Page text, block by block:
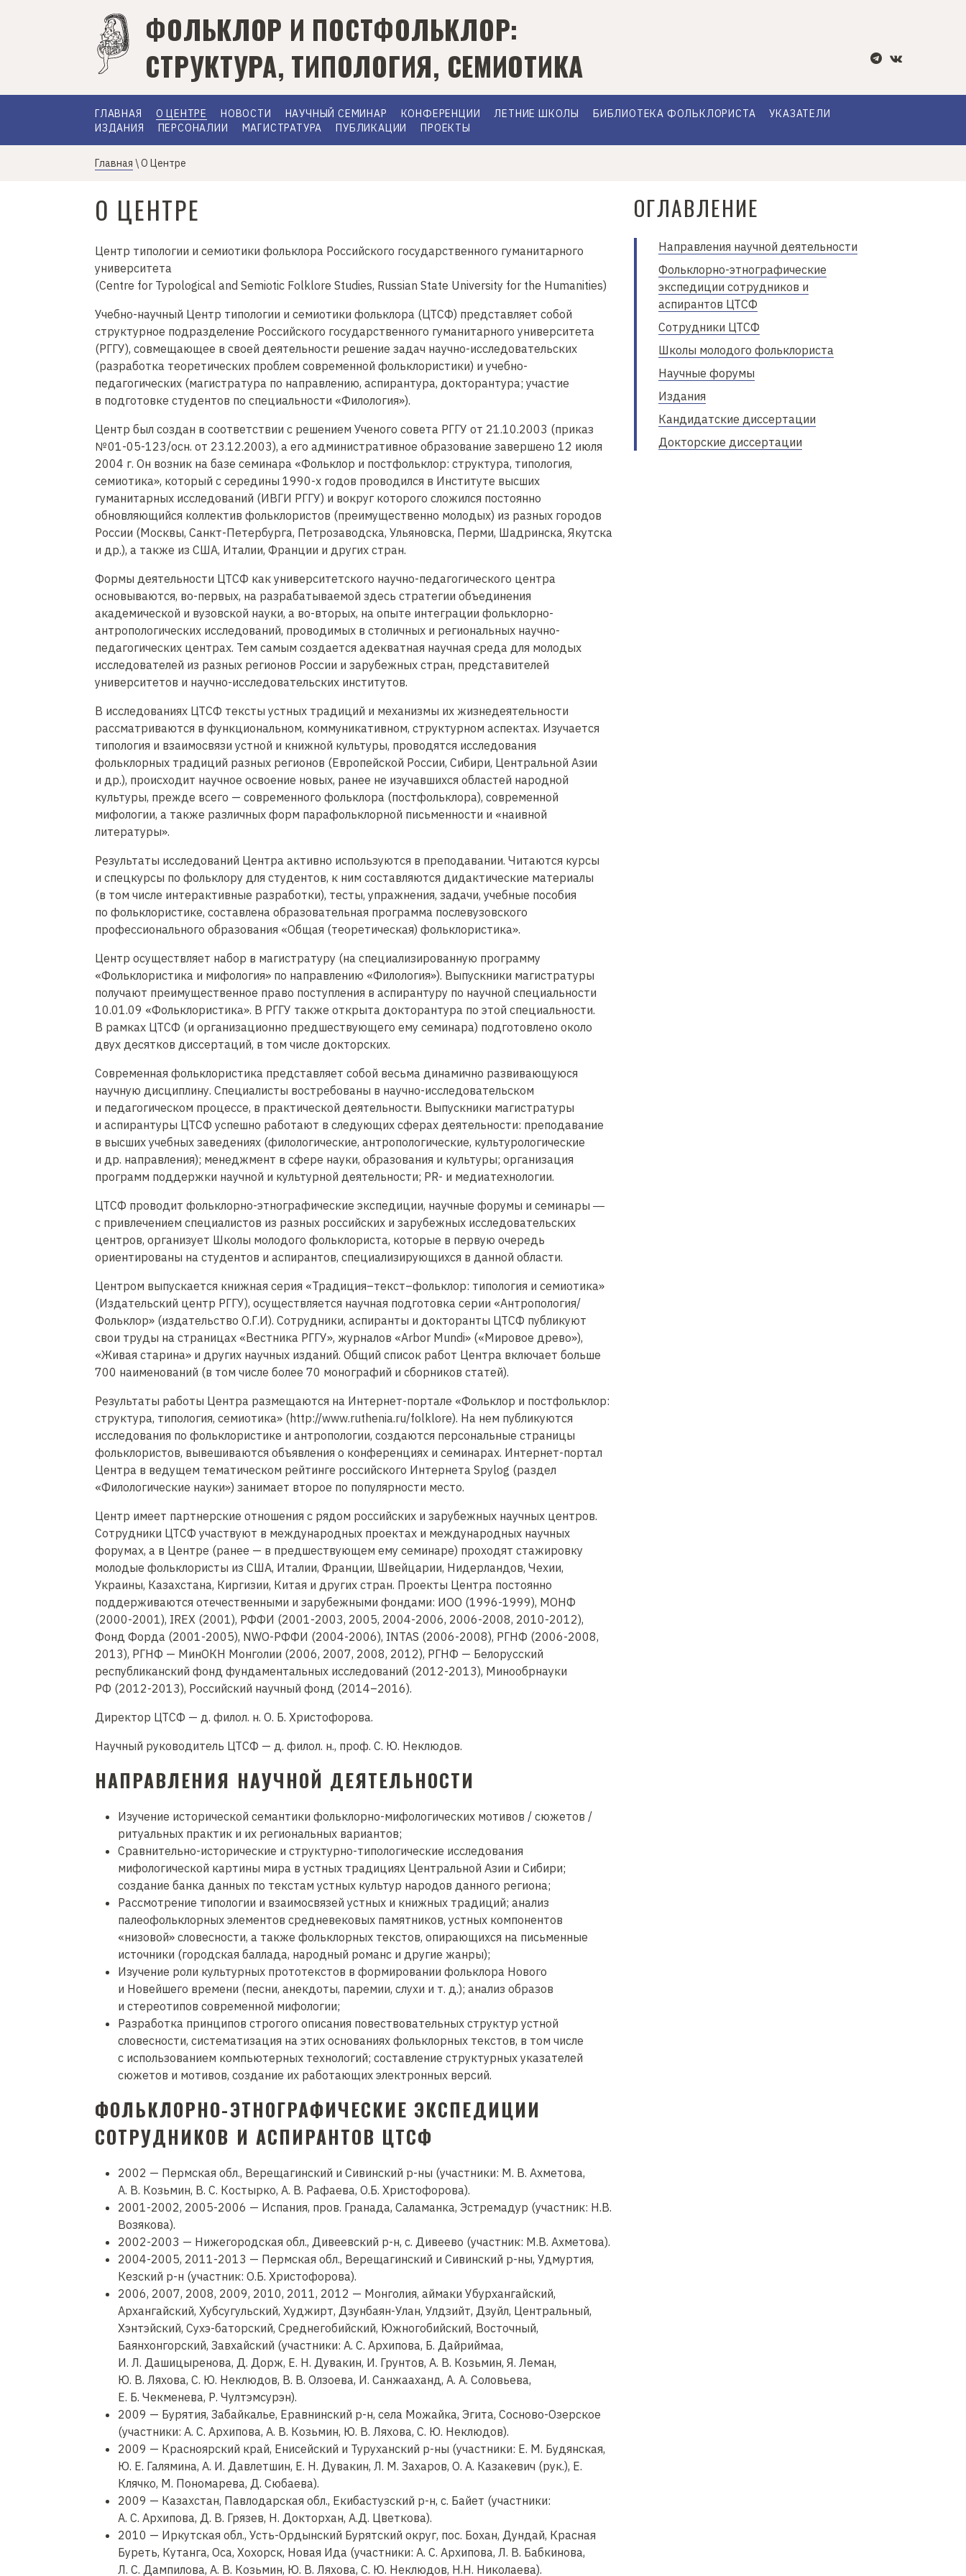
т
о
ФОЛЬКЛОР И ПОСТФОЛЬКЛОР:
СТРУКТУРА, ТИПОЛОГИЯ, СЕМИОТИКА
ОСНОВНАЯ
НАВИГАЦИЯ
ГЛАВНАЯ О ЦЕНТРЕ НОВОСТИ НАУЧНЫЙ СЕМИНАР КОНФЕРЕНЦИИ ЛЕТНИЕ ШКОЛЫ БИБЛИОТЕКА ФОЛЬКЛОРИСТА
УКАЗАТЕЛИ
ИЗДАНИЯ
ПЕРСОНАЛИИ МАГИСТРАТУРА ПУБЛИКАЦИИ ПРОЕКТЫ
Главная \ О Центре
О ЦЕНТРЕ
Центр типологии и семиотики фольклора Российского государственного гуманитарного
университета
(Centre for Typological and Semiotic Folklore Studies, Russian State University for the Humanities)
Учебно-научный Центр типологии и семиотики фольклора (ЦТСФ) представляет собой
структурное подразделение Российского государственного гуманитарного университета
(РГГУ), совмещающее в своей деятельности решение задач научно-исследовательских
(разработка теоретических проблем современной фольклористики) и учебно-
педагогических (магистратура по направлению, аспирантура, докторантура; участие
в подготовке студентов по специальности «Филология»).
Центр был создан в соответствии с решением Ученого совета РГГУ от 21.10.2003 (приказ
№ 01-05-123/осн. от 23.12.2003), а его административное образование завершено 12 июля
2004 г. Он возник на базе семинара «Фольклор и постфольклор: структура, типология,
семиотика», который с середины 1990-х годов проводился в Институте высших
гуманитарных исследований (ИВГИ РГГУ) и вокруг которого сложился постоянно
обновляющийся коллектив фольклористов (преимущественно молодых) из разных городов
России (Москвы, Санкт-Петербурга, Петрозаводска, Ульяновска, Перми, Шадринска, Якутска
и др.), а также из США, Италии, Франции и других стран.
Формы деятельности ЦТСФ как университетского научно-педагогического центра
основываются, во-первых, на разрабатываемой здесь стратегии объединения
академической и вузовской науки, а во-вторых, на опыте интеграции фольклорно-
антропологических исследований, проводимых в столичных и региональных научно-
педагогических центрах. Тем самым создается адекватная научная среда для молодых
исследователей из разных регионов России и зарубежных стран, представителей
университетов и научно-исследовательских институтов.
В исследованиях ЦТСФ тексты устных традиций и механизмы их жизнедеятельности
рассматриваются в функциональном, коммуникативном, структурном аспектах. Изучается
типология и взаимосвязи устной и книжной культуры, проводятся исследования
фольклорных традиций разных регионов (Европейской России, Сибири, Центральной Азии
и др.), происходит научное освоение новых, ранее не изучавшихся областей народной
культуры, прежде всего — современного фольклора (постфольклора), современной
мифологии, а также различных форм парафольклорной письменности и «наивной
литературы».
Результаты исследований Центра активно используются в преподавании. Читаются курсы
и спецкурсы по фольклору для студентов, к ним составляются дидактические материалы
(в том числе интерактивные разработки), тесты, упражнения, задачи, учебные пособия
по фольклористике, составлена образовательная программа послевузовского
профессионального образования «Общая (теоретическая) фольклористика».
Центр осуществляет набор в магистратуру (на специализированную программу
«Фольклористика и мифология» по направлению «Филология»). Выпускники магистратуры
получают преимущественное право поступления в аспирантуру по научной специальности
10.01.09 «Фольклористика». В РГГУ также открыта докторантура по этой специальности.
В рамках ЦТСФ (и организационно предшествующего ему семинара) подготовлено около
двух десятков диссертаций, в том числе докторских.
Современная фольклористика представляет собой весьма динамично развивающуюся
научную дисциплину. Специалисты востребованы в научно-исследовательском
и педагогическом процессе, в практической деятельности. Выпускники магистратуры
и аспирантуры ЦТСФ успешно работают в следующих сферах деятельности: преподавание
в высших учебных заведениях (филологические, антропологические, культурологические
и др. направления); менеджмент в сфере науки, образования и культуры; организация
программ поддержки научной и культурной деятельности; PR- и медиатехнологии.
ЦТСФ проводит фольклорно-этнографические экспедиции, научные форумы и семинары ―
с привлечением специалистов из разных российских и зарубежных исследовательских
центров, организует Школы молодого фольклориста, которые в первую очередь
ориентированы на студентов и аспирантов, специализирующихся в данной области.
Центром выпускается книжная серия «Традиция–текст–фольклор: типология и семиотика»
(Издательский центр РГГУ), осуществляется научная подготовка серии «Антропология/
Фольклор» (издательство О.Г.И). Сотрудники, аспиранты и докторанты ЦТСФ публикуют
свои труды на страницах «Вестника РГГУ», журналов «Arbor Mundi» («Мировое древо»),
«Живая старина» и других научных изданий. Общий список работ Центра включает больше
700 наименований (в том числе более 70 монографий и сборников статей).
Результаты работы Центра размещаются на Интернет-портале «Фольклор и постфольклор:
структура, типология, семиотика» (http://www.ruthenia.ru/folklore). На нем публикуются
исследования по фольклористике и антропологии, создаются персональные страницы
фольклористов, вывешиваются объявления о конференциях и семинарах. Интернет-портал
Центра в ведущем тематическом рейтинге российского Интернета Spylog (раздел
«Филологические науки») занимает второе по популярности место.
Центр имеет партнерские отношения с рядом российских и зарубежных научных центров.
Сотрудники ЦТСФ участвуют в международных проектах и международных научных
форумах, а в Центре (ранее — в предшествующем ему семинаре) проходят стажировку
молодые фольклористы из США, Италии, Франции, Швейцарии, Нидерландов, Чехии,
Украины, Казахстана, Киргизии, Китая и других стран. Проекты Центра постоянно
поддерживаются отечественными и зарубежными фондами: ИОО (1996-1999), МОНФ
(2000-2001), IREX (2001), РФФИ (2001-2003, 2005, 2004-2006, 2006-2008, 2010-2012),
Фонд Форда (2001-2005), NWO-РФФИ (2004-2006), INTAS (2006-2008), РГНФ (2006-2008,
2013), РГНФ — МинОКН Монголии (2006, 2007, 2008, 2012), РГНФ — Белорусский
республиканский фонд фундаментальных исследований (2012-2013), Минообрнауки
РФ (2012-2013), Российский научный фонд (2014–2016).
Директор ЦТСФ — д. филол. н. О. Б. Христофорова.
Научный руководитель ЦТСФ — д. филол. н., проф. С. Ю. Неклюдов.
НАПРАВЛЕНИЯ НАУЧНОЙ ДЕЯТЕЛЬНОСТИ
Изучение исторической семантики фольклорно-мифологических мотивов / сюжетов /
ритуальных практик и их региональных вариантов;
Сравнительно-исторические и структурно-типологические исследования
мифологической картины мира в устных традициях Центральной Азии и Сибири;
создание банка данных по текстам устных культур народов данного региона;
Рассмотрение типологии и взаимосвязей устных и книжных традиций; анализ
палеофольклорных элементов средневековых памятников, устных компонентов
«низовой» словесности, а также фольклорных текстов, опирающихся на письменные
источники (городская баллада, народный романс и другие жанры);
Изучение роли культурных прототекстов в формировании фольклора Нового
и Новейшего времени (песни, анекдоты, паремии, слухи и т. д.); анализ образов
и стереотипов современной мифологии;
Разработка принципов строгого описания повествовательных структур устной
словесности, систематизация на этих основаниях фольклорных текстов, в том числе
с использованием компьютерных технологий; составление структурных указателей
сюжетов и мотивов, создание их работающих электронных версий.
ФОЛЬКЛОРНО-ЭТНОГРАФИЧЕСКИЕ ЭКСПЕДИЦИИ
СОТРУДНИКОВ И АСПИРАНТОВ ЦТСФ
2002 — Пермская обл., Верещагинский и Сивинский р-ны (участники: М. В. Ахметова,
А. В. Козьмин, В. С. Костырко, А. В. Рафаева, О.Б. Христофорова).
2001-2002, 2005-2006 — Испания, пров. Гранада, Саламанка, Эстремадур (участник: Н.В.
Возякова).
2002-2003 — Нижегородская обл., Дивеевский р-н, с. Дивеево (участник: М.В. Ахметова).
2004-2005, 2011-2013 — Пермская обл., Верещагинский и Сивинский р-ны, Удмуртия,
Кезский р-н (участник: О.Б. Христофорова).
2006, 2007, 2008, 2009, 2010, 2011, 2012 — Монголия, аймаки Убурхангайский,
Архангайский, Хубсугульский, Худжирт, Дзунбаян-Улан, Улдзийт, Дзуйл, Центральный,
Хэнтэйский, Сухэ-баторский, Среднегобийский, Южногобийский, Восточный,
Баянхонгорский, Завхайский (участники: А. С. Архипова, Б. Дайриймаа,
И. Л. Дашицыренова, Д. Дорж, Е. Н. Дувакин, И. Грунтов, А. В. Козьмин, Я. Леман,
Ю. В. Ляхова, С. Ю. Неклюдов, В. В. Олзоева, И. Санжааханд, А. А. Соловьева,
Е. Б. Чекменева, Р. Чултэмсурэн).
2009 — Бурятия, Забайкалье, Еравнинский р-н, села Можайка, Эгита, Сосново-Озерское
(участники: А. С. Архипова, А. В. Козьмин, Ю. В. Ляхова, С. Ю. Неклюдов).
2009 — Красноярский край, Енисейский и Туруханский р-ны (участники: Е. М. Будянская,
Ю. Е. Галямина, А. И. Давлетшин, Е. Н. Дувакин, Л. М. Захаров, О. А. Казакевич (рук.), Е.
Клячко, М. Пономарева, Д. Сюбаева).
2009 — Казахстан, Павлодарская обл., Екибастузский р-н, с. Байет (участники:
А. С. Архипова, Д. В. Грязев, Н. Докторхан, А.Д. Цветкова).
2010 — Иркутская обл., Усть-Ордынский Бурятский округ, пос. Бохан, Дундай, Красная
Буреть, Кутанга, Оса, Хохорск, Новая Ида (участники: А. С. Архипова, Л. В. Бабкинова,
Л. С. Дампилова, А. В. Козьмин, Ю. В. Ляхова, С. Ю. Неклюдов, Н.Н. Николаева).
ОГЛАВЛЕНИЕ
Направления научной деятельности
Фольклорно-этнографические
экспедиции сотрудников и
аспирантов ЦТСФ
Сотрудники ЦТСФ
Школы молодого фольклориста
Научные форумы
Издания
Кандидатские диссертации
Докторские диссертации